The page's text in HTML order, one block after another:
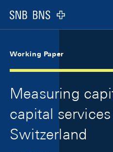
Logo
Working Paper
Measuring
capital
Switzerland